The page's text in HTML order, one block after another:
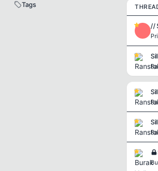
Tags
//